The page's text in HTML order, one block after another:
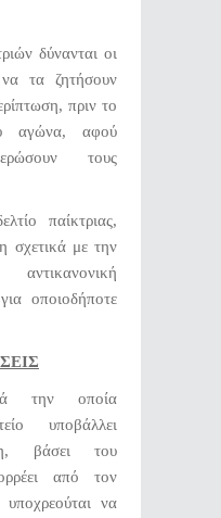
δύνανται οι
τα ζητήσουν
πριν το
αγώνα, αφού
τους
παίκτριας,
σχετικά με την
οποιοδήποτε
την οποία
υποβάλλει
βάσει του
από τον
να